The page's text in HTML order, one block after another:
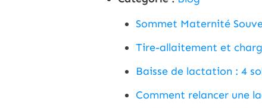
Sommet Maternité
Tire-allaitement et
Baisse de lactation : 4
Comment relancer une